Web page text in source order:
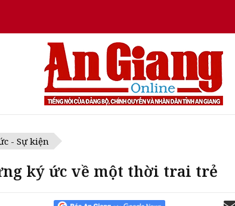
- Sự kiện
ký ức về một thời trai trẻ